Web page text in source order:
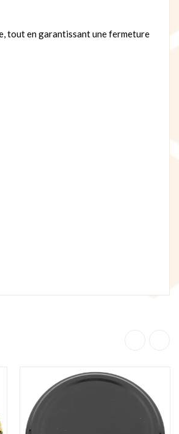
tout en garantissant une fermeture